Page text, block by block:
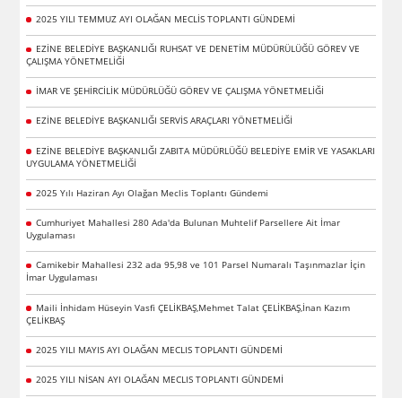
2025 YILI TEMMUZ AYI OLAĞAN MECLİS TOPLANTI GÜNDEMİ
EZİNE BELEDİYE BAŞKANLIĞI RUHSAT VE DENETİM MÜDÜRÜLÜĞÜ GÖREV VE
ÇALIŞMA YÖNETMELİĞİ
İMAR VE ŞEHİRCİLİK MÜDÜRLÜĞÜ GÖREV VE ÇALIŞMA YÖNETMELİĞİ
EZİNE BELEDİYE BAŞKANLIĞI SERVİS ARAÇLARI YÖNETMELİĞİ
EZİNE BELEDİYE BAŞKANLIĞI ZABITA MÜDÜRLÜĞÜ BELEDİYE EMİR VE YASAKLARI
UYGULAMA YÖNETMELİĞİ
2025 Yılı Haziran Ayı Olağan Meclis Toplantı Gündemi
Cumhuriyet Mahallesi 280 Ada'da Bulunan Muhtelif Parsellere Ait İmar
Uygulaması
Camikebir Mahallesi 232 ada 95,98 ve 101 Parsel Numaralı Taşınmazlar İçin
İmar Uygulaması
Maili İnhidam Hüseyin Vasfi ÇELİKBAŞ,Mehmet Talat ÇELİKBAŞ,İnan Kazım
ÇELİKBAŞ
2025 YILI MAYIS AYI OLAĞAN MECLIS TOPLANTI GÜNDEMİ
2025 YILI NİSAN AYI OLAĞAN MECLIS TOPLANTI GÜNDEMİ